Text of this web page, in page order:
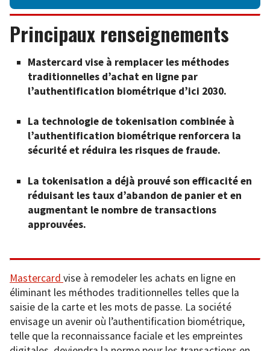
Principaux renseignements
Mastercard vise à remplacer les méthodes
traditionnelles d’achat en ligne par
l’authentification biométrique d’ici 2030.
La technologie de tokenisation combinée à
l’authentification biométrique renforcera la
sécurité et réduira les risques de fraude.
La tokenisation a déjà prouvé son efficacité en
réduisant les taux d’abandon de panier et en
augmentant le nombre de transactions
approuvées.
Mastercard vise à remodeler les achats en ligne en
éliminant les méthodes traditionnelles telles que la
saisie de la carte et les mots de passe. La société
envisage un avenir où l’authentification biométrique,
telle que la reconnaissance faciale et les empreintes